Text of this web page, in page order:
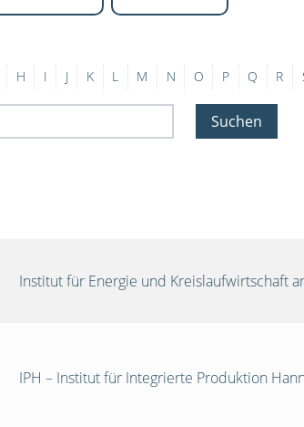
H I J K L M N O P Q R
Suchen
Institut für Energie und Kreislaufwirtschaft
IPH – Institut für Integrierte Produktion